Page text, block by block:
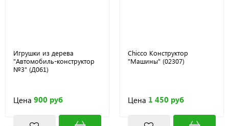
Игрушки из дерева
"Автомобиль-конструктор
№3" (Д061)
Цена 900 руб
Chicco Конструктор
"Машины" (02307)
Цена 1 450 руб